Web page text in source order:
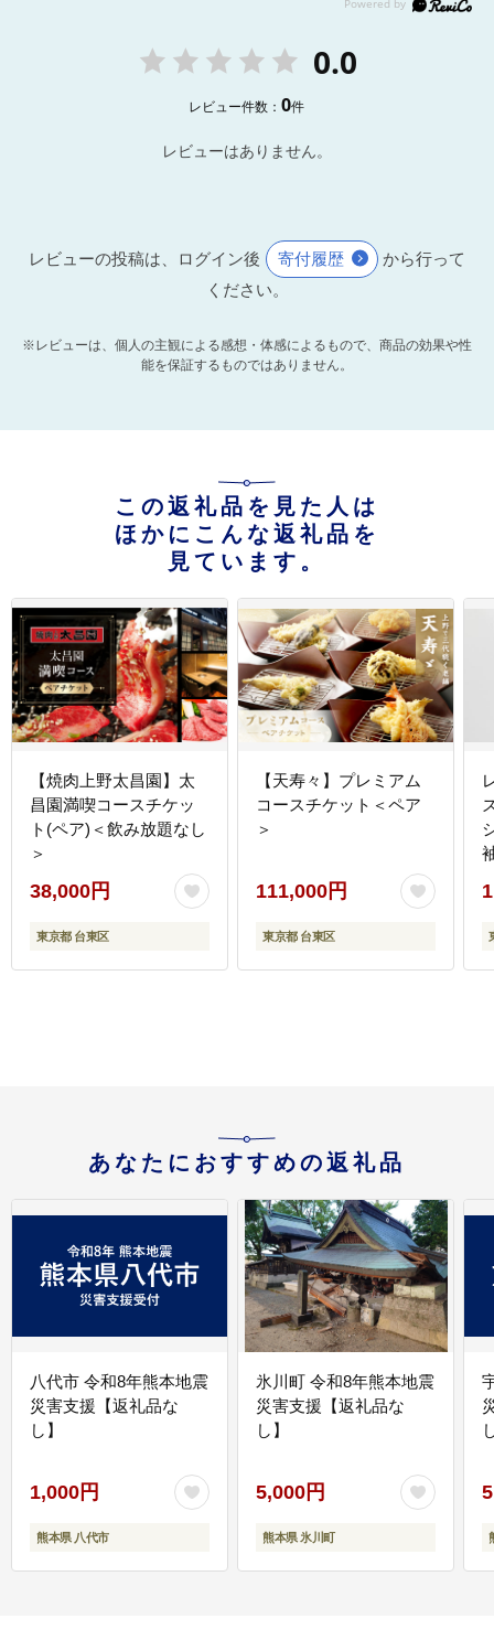
0.0
レビュー件数：0件
レビューはありません。
レビューの投稿は、ログイン後 寄付履歴
から行って
ください。
※レビューは、個人の主観による感想・体感によるもので、商品の効果や性
能を保証するものではありません。
この返礼品を見た人は
ほかにこんな返礼品を
見ています。
【焼肉上野太昌園】太
昌園満喫コースチケッ
ト(ペア)＜飲み放題なし
＞
38,000円
東京都 台東区
【天寿々】プレミアム
コースチケット＜ペア
＞
111,000円
東京都 台東区
あなたにおすすめの返礼品
八代市 令和8年熊本地震
災害支援【返礼品な
し】
1,000円
熊本県 八代市
氷川町 令和8年熊本地震
災害支援【返礼品な
し】
5,000円
熊本県 氷川町